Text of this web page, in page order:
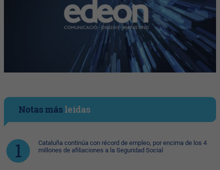
Notas másleídas
Cataluña continúa con récord de empleo, por encima de los 4
millones de afiliaciones a la Seguridad Social